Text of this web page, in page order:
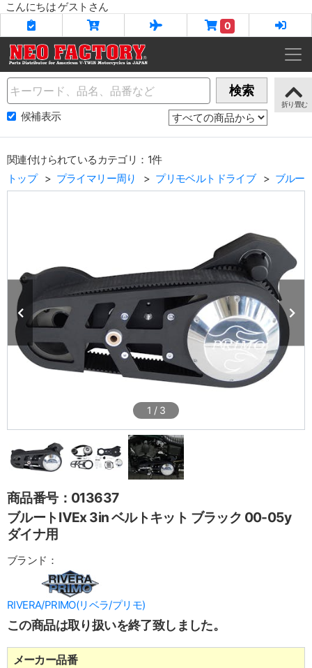
こんにちは ゲストさん
0
Name 検索
候補表示
関連付けられているカテゴリ：1件
トップ
プライマリー周り プリモベルトドライブ ブルー
1 / 3
商品番号：013637
ブルートⅣEx 3in ベルトキット ブラック 00-05y
ダイナ用
ブランド：
RIVERA/PRIMO(リベラ/プリモ)
この商品は取り扱いを終了致しました。
メーカー品番